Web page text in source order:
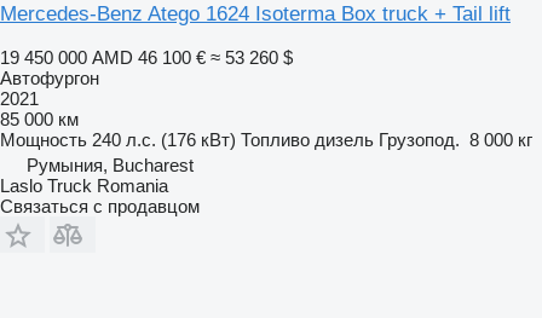
Mercedes-Benz Atego 1624 Isoterma Box truck + Tail lift
19 450 000 AMD 46 100 € ≈ 53 260 $
Автофургон
2021
85 000 км
Мощность 240 л.с. (176 кВт) Топливо дизель Грузопод. 8 000 кг
Румыния, Bucharest
Laslo Truck Romania
Связаться с продавцом